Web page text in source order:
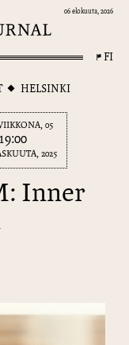
FI
06 elokuuta, 2026
HELSINKI
05
19:00
2025
Inner